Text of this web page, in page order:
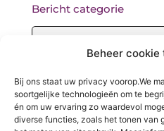
Beheer
Bij ons staat uw privacy voorop.We
soortgelijke technologieën om te
én om uw ervaring zo waardevol
diverse functies, zoals het tonen van
Onze informatie
Bericht categorie